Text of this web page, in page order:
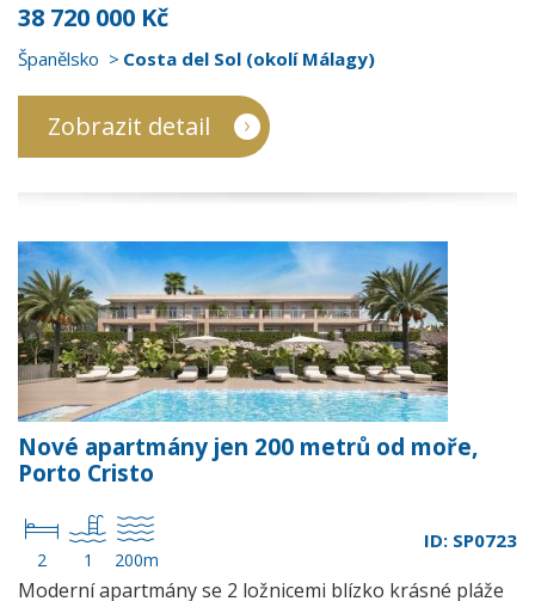
38 720 000 Kč
Španělsko Costa del Sol (okolí Málagy)
Zobrazit detail
Nové apartmány jen 200 metrů od moře,
Porto Cristo
2 1 200m
ID: SP0723
Moderní apartmány se 2 ložnicemi blízko krásné pláže